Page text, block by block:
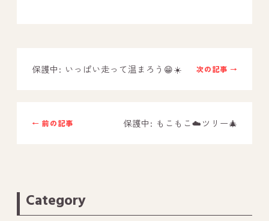
スタッフブログ
－ 福津事業所のブログ
－ 鳥栖事業所のブログ
次の記事 →
保護中: いっぱい走って温まろう😁☀️
← 前の記事 保護中: もこもこ☁️ツリー🎄
Category